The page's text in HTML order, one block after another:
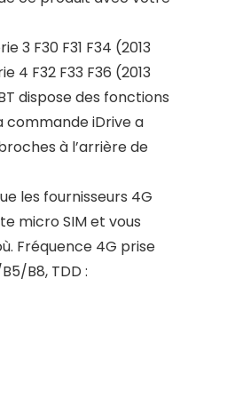
3 F30 F31 F34 (2013
4 F32 F33 F36 (2013
dispose des fonctions
commande iDrive a
à l’arrière de
les fournisseurs 4G
micro SIM et vous
Fréquence 4G prise
B8, TDD :